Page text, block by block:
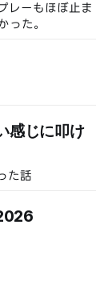
レーもほぼ止ま
った。
感じに叩け
た話